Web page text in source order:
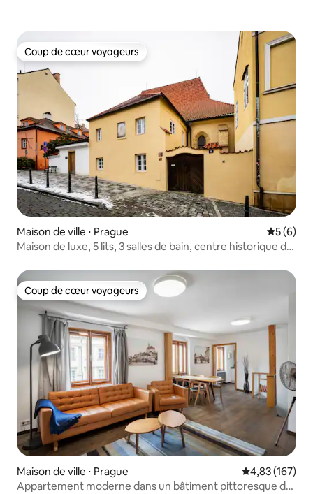
Coup de cœur voyageurs
Coup de cœur voyageurs
Maison de ville ⋅ Prague
5 (6)
Maison de luxe, 5 lits, 3 salles de bain, centre historique de
Coup de cœur voyageurs
Coup de cœur voyageurs
Maison de ville ⋅ Prague Évaluation
4,83 (167)
Appartement moderne dans un bâtiment pittoresque du